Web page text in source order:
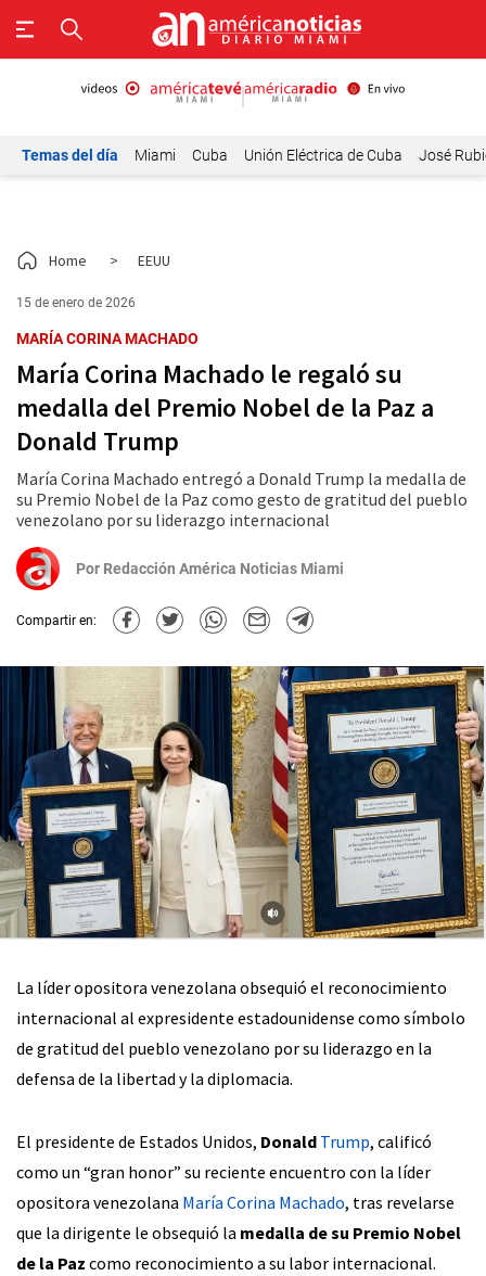
Temas del día Miami Cuba Unión Eléctrica de Cuba José
Home > EEUU
15 de enero de 2026
MARÍA CORINA MACHADO
María Corina Machado le regaló su
medalla del Premio Nobel de la Paz a
Donald Trump
María Corina Machado entregó a Donald Trump la medalla de
su Premio Nobel de la Paz como gesto de gratitud del pueblo
venezolano por su liderazgo internacional
Por Redacción América Noticias Miami
Compartir en:
La líder opositora venezolana obsequió el reconocimiento
internacional al expresidente estadounidense como símbolo
de gratitud del pueblo venezolano por su liderazgo en la
defensa de la libertad y la diplomacia.
El presidente de Estados Unidos, Donald Trump, calificó
como un “gran honor” su reciente encuentro con la líder
opositora venezolana María Corina Machado, tras revelarse
que la dirigente le obsequió la medalla de su Premio Nobel
de la Paz como reconocimiento a su labor internacional.